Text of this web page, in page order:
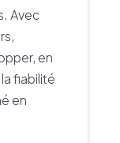
Avec
en
fiabilité
en